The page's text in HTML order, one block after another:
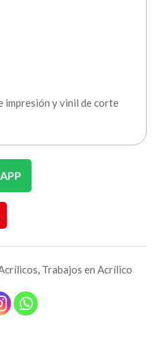
impresión y vinil de corte
, Trabajos en Acrílico